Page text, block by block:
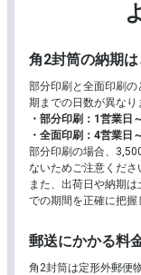
角2封筒の納期
部分印刷と全面印刷
期までの日数が異なり
部分印刷：1営業日
全面印刷：4営業日
部分印刷の場合、
ないためご注意くださ
また、出荷日や納期
での期間を正確に把握
郵送にかかる料
角2封筒は定形外郵便